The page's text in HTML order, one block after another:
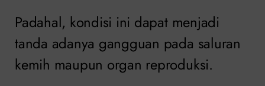
Padahal, kondisi ini dapat menjadi
tanda adanya gangguan pada saluran
kemih maupun organ reproduksi.